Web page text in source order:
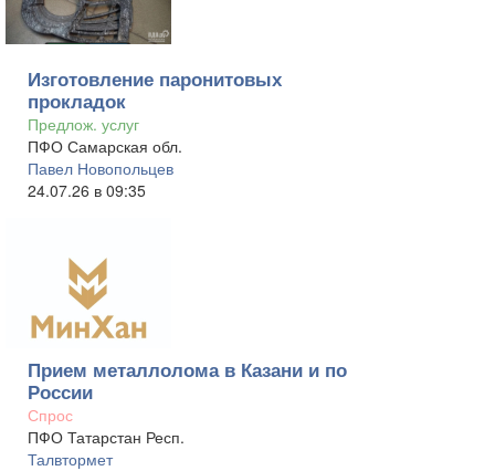
Изготовление паронитовых
прокладок
Предлож. услуг
ПФО Самарская обл.
Павел Новопольцев
24.07.26 в 09:35
Прием металлолома в Казани и по
России
Спрос
ПФО Татарстан Респ.
Талвтормет